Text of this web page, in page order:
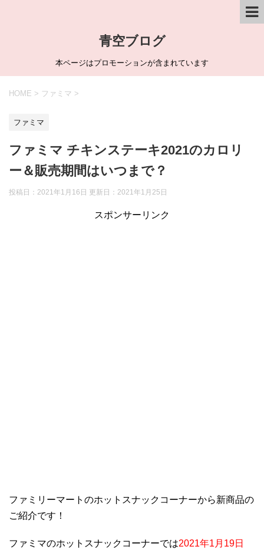
青空ブログ
本ページはプロモーションが含まれています
HOME > ファミマ >
ファミマ
ファミマ チキンステーキ2021のカロリ
ー＆販売期間はいつまで？
投稿日：2021年1月16日 更新日： 2021年1月25日
スポンサーリンク
ファミリーマートのホットスナックコーナーから新商品の
ご紹介です！
ファミマのホットスナックコーナーでは2021年1月19日